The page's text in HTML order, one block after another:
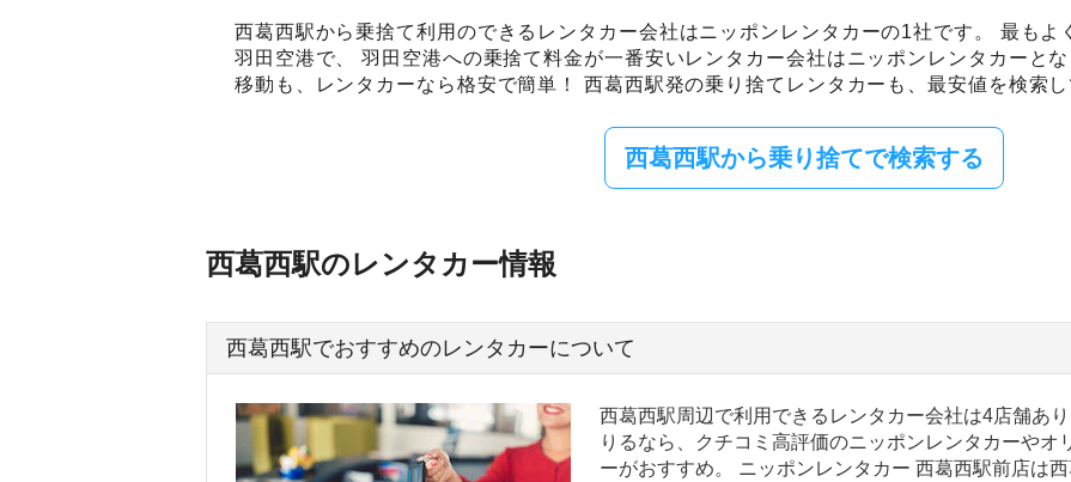
西葛西駅から乗捨て利用のできるレンタカー会社はニッポンレンタカーの1社です。 最もよ
羽田空港で、 羽田空港への乗捨て料金が一番安いレンタカー会社はニッポンレンタカーと
移動も、レンタカーなら格安で簡単！ 西葛西駅発の乗り捨てレンタカーも、最安値を検索し
西葛西駅から乗り捨てで検索する
西葛西駅のレンタカー情報
西葛西駅でおすすめのレンタカーについて
西葛西駅周辺で利用できるレンタカー会社は4店舗あ
りるなら、クチコミ高評価のニッポンレンタカーやオ
ーがおすすめ。 ニッポンレンタカー 西葛西駅前店は